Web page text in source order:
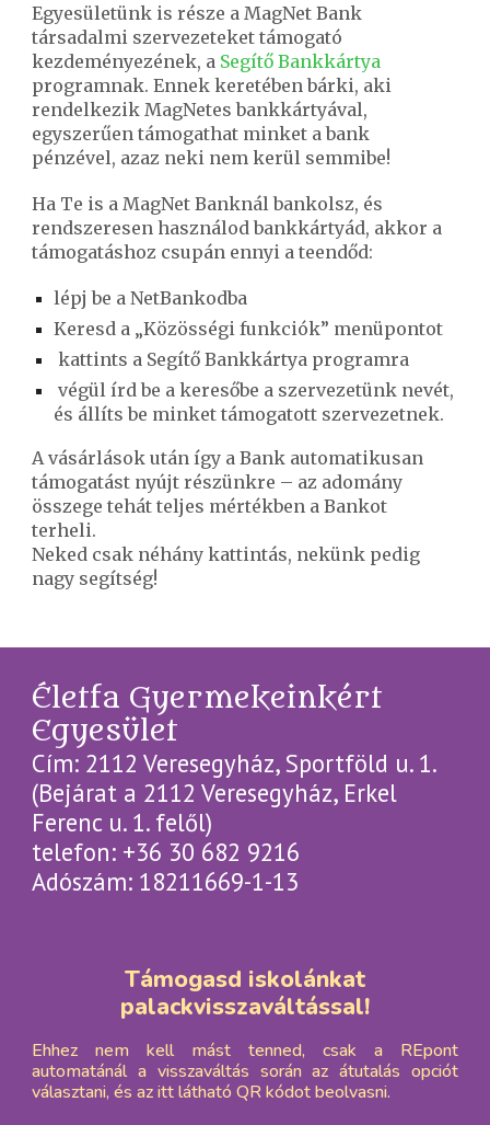
Egyesületünk is része a MagNet Bank
társadalmi szervezeteket támogató
kezdeményezének, a Segítő Bankkártya
programnak. Ennek keretében bárki, aki
rendelkezik MagNetes bankkártyával,
egyszerűen támogathat minket a bank
pénzével, azaz neki nem kerül semmibe!
Ha Te is a MagNet Banknál bankolsz, és
rendszeresen használod bankkártyád, akkor a
támogatáshoz csupán ennyi a teendőd:
lépj be a NetBankodba
Keresd a „Közösségi funkciók” menüpontot
kattints a Segítő Bankkártya programra
végül írd be a keresőbe a szervezetünk nevét,
és állíts be minket támogatott szervezetnek.
A vásárlások után így a Bank automatikusan
támogatást nyújt részünkre – az adomány
összege tehát teljes mértékben a Bankot
terheli.
Neked csak néhány kattintás, nekünk pedig
nagy segítség!
Életfa Gyermekeinkért
Egyesület
Cím: 2112 Veresegyház, Sportföld u. 1.
(Bejárat a 2112 Veresegyház, Erkel
Ferenc u. 1. felől)
telefon: +36 30 682 9216
Adószám: 18211669-1-13
Támogasd iskolánkat
palackvisszaváltással!
Ehhez nem kell mást tenned, csak a REpont
automatánál a visszaváltás során az átutalás opciót
választani, és az itt látható QR kódot beolvasni.